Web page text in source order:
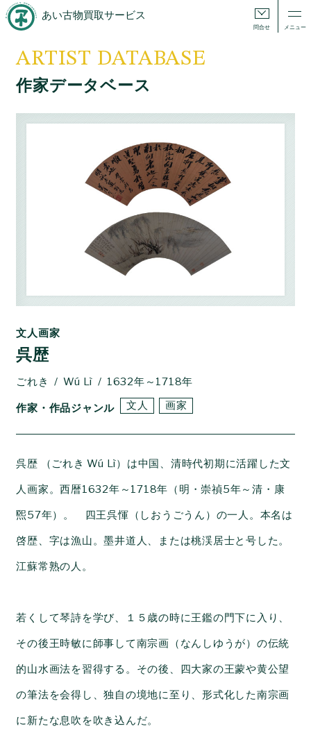
あい古物買取サービス
問合せ メニュー
ARTIST DATABASE
作家データベース
文人画家
呉歴
ごれき Wú Lì 1632年～1718年
作家・作品ジャンル 文人 画家
呉歴 （ごれき Wú Lì）は中国、清時代初期に活躍した文
人画家。西暦1632年～1718年（明・崇禎5年～清・康
煕57年）。 四王呉惲（しおうごうん）の一人。本名は
啓歴、字は漁山。墨井道人、または桃渓居士と号した。
江蘇常熟の人。
若くして琴詩を学び、１５歳の時に王鑑の門下に入り、
その後王時敏に師事して南宗画（なんしゆうが）の伝統
的山水画法を習得する。その後、四大家の王蒙や黄公望
の筆法を会得し、独自の境地に至り、形式化した南宗画
に新たな息吹を吹き込んだ。